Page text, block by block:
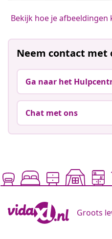
Bekijk hoe je afbeeldingen
Neem contact met
Ga naar het
Chat met ons
Groots